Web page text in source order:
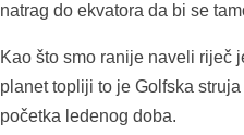
natrag do ekvatora da bi se
Kao što smo ranije naveli riječ
planet topliji to je Golfska
početka ledenog doba.